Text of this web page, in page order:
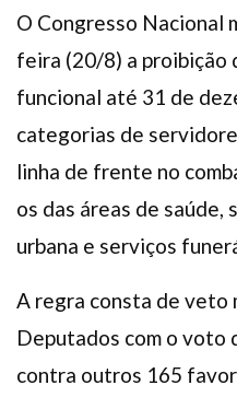
O Congresso Nacional
feira (20/8) a proibição
funcional até 31 de
categorias de
linha de frente no
os das áreas de saúde,
urbana e serviços
A regra consta de veto
Deputados com o voto
contra outros 165